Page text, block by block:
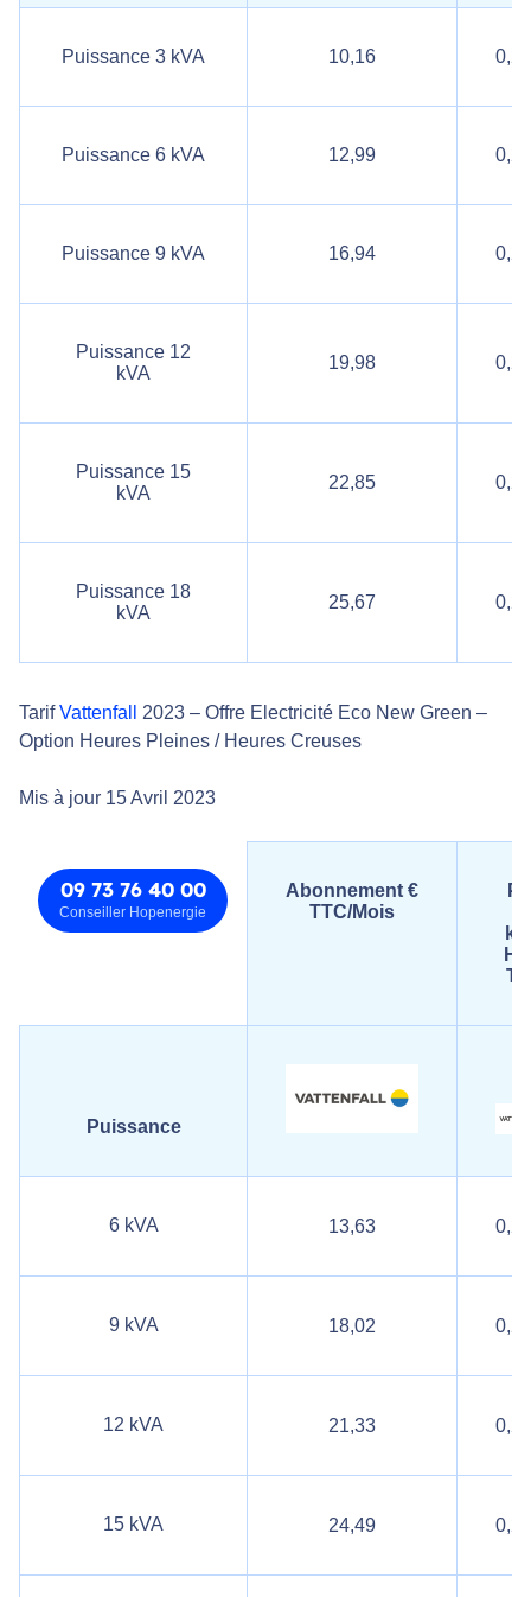
Puissance 3 kVA 10,16
Puissance 6 kVA 12,99
Puissance 9 kVA 16,94
Puissance 12
kVA
19,98
Puissance 15
kVA
22,85
Puissance 18
kVA
25,67
TarifVattenfall
2023 – Offre Electricité Eco New Green –
Option Heures Pleines / Heures Creuses
Mis à jour 15 Avril 2023
09 73 76 40 00
Conseiller Hopenergie
Abonnement €
TTC/Mois
Puissance
6 kVA 13,63
9 kVA 18,02
12 kVA 21,33
15 kVA 24,49